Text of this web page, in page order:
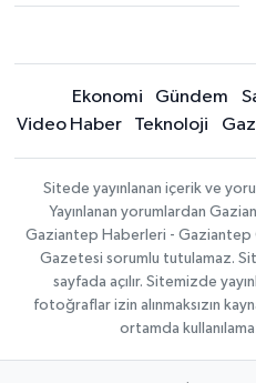
Ekonomi Gündem
Video Haber
Teknoloji
Sitede yayınlanan içerik ve
Yayınlanan yorumlardan
Gaziantep Haberleri -
Gazetesi sorumlu tutulamaz.
sayfada açılır. Sitemizde
fotoğraflar izin alınmaksızın
ortamda